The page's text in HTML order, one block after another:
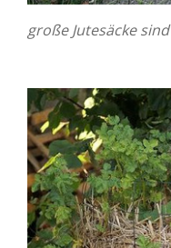
große Jutesäcke